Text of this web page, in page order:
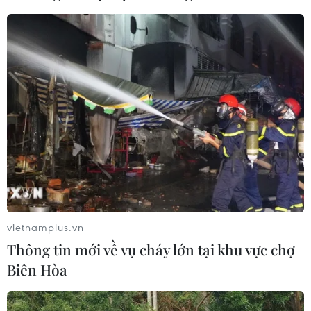
Cổ phiếu công nghệ giảm sâu: Định
giá lại hay cơ hội tích lũy?
03/08/2026 08:45
Chứng khoán hồi phục gần 3%, thị
trường kỳ vọng khởi sắc trong tháng
Tám
02/08/2026 11:18
Thị trường phục hồi trong “nghi
ngờ”: Điểm tựa nội lực và áp lực
phân hóa
01/08/2026 04:32
vietnamplus.vn
Thông tin mới về vụ cháy lớn tại khu vực chợ
Biên Hòa